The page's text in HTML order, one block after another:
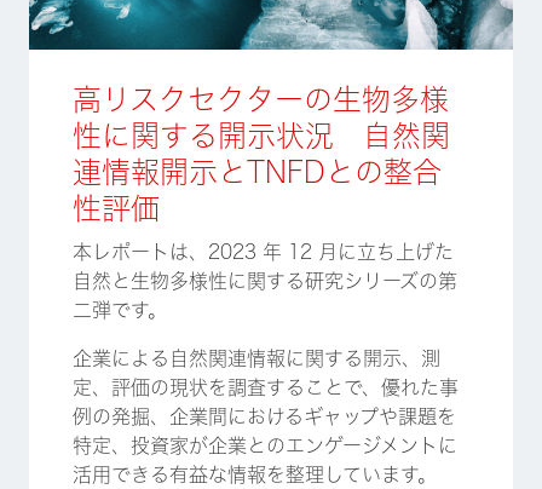
高リスクセクターの生物多様
性に関する開示状況 自然関
連情報開示とTNFDとの整合
性評価
本レポートは、2023 年 12 月に立ち上げた
自然と生物多様性に関する研究シリーズの第
二弾です。
企業による自然関連情報に関する開示、測
定、評価の現状を調査することで、優れた事
例の発掘、企業間におけるギャップや課題を
特定、投資家が企業とのエンゲージメントに
活用できる有益な情報を整理しています。